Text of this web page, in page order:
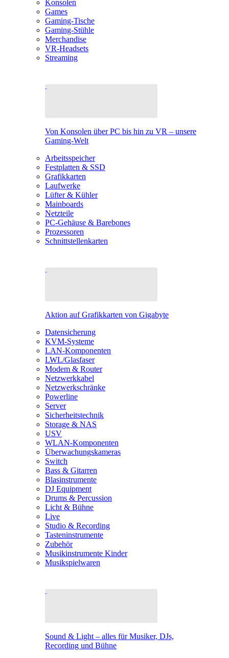
Konsolen
Games
Gaming-Tische
Gaming-Stühle
Merchandise
VR-Headsets
Streaming
Von Konsolen über PC bis hin zu VR – unsere
Gaming-Welt
Arbeitsspeicher
Festplatten & SSD
Grafikkarten
Laufwerke
Lüfter & Kühler
Mainboards
Netzteile
PC-Gehäuse & Barebones
Prozessoren
Schnittstellenkarten
Aktion auf Grafikkarten von Gigabyte
Datensicherung
KVM-Systeme
LAN-Komponenten
LWL/Glasfaser
Modem & Router
Netzwerkkabel
Netzwerkschränke
Powerline
Server
Sicherheitstechnik
Storage & NAS
USV
WLAN-Komponenten
Überwachungskameras
Switch
Bass & Gitarren
Blasinstrumente
DJ Equipment
Drums & Percussion
Licht & Bühne
Live
Studio & Recording
Tasteninstrumente
Zubehör
Musikinstrumente Kinder
Musikspielwaren
Sound & Light – alles für Musiker, DJs,
Recording und Bühne